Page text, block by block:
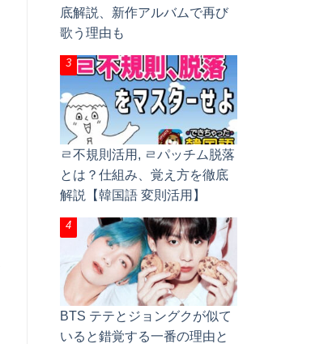
底解説、新作アルバムで再び
歌う理由も
ㄹ不規則活用, ㄹパッチム脱落
とは？仕組み、覚え方を徹底
解説【韓国語 変則活用】
BTS テテとジョングクが似て
いると錯覚する一番の理由と